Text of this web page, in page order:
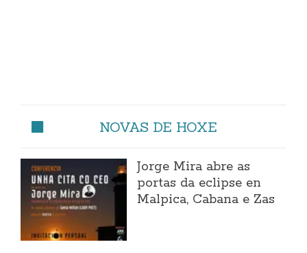
NOVAS DE HOXE
Jorge Mira abre as
portas da eclipse en
Malpica, Cabana e Zas